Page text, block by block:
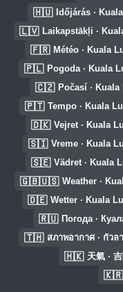
🇭🇺 Időjárás ·
🇱🇻 Laikapstākļi ·
🇫🇷 Météo · Kuala
🇵🇱 Pogoda · Kuala
🇨🇿 Počasí ·
🇵🇹 Tempo · Kuala
🇩🇰 Vejret · Kuala
🇸🇮 Vreme · Kuala
🇸🇪 Vädret · Kuala
🇬🇧🇺🇸 Weather ·
🇩🇪 Wetter · Kuala
🇷🇺 Погода ·
🇹🇭 สภาพอากาศ · กัวล
🇭🇰 天氣 ·
🇰🇷